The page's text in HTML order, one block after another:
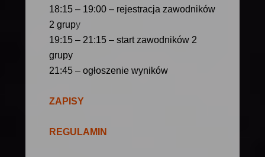
18:15 – 19:00 – rejestracja zawodników
2 grupy
19:15 – 21:15 – start zawodników 2
grupy
21:45 – ogłoszenie wyników
ZAPISY
REGULAMIN